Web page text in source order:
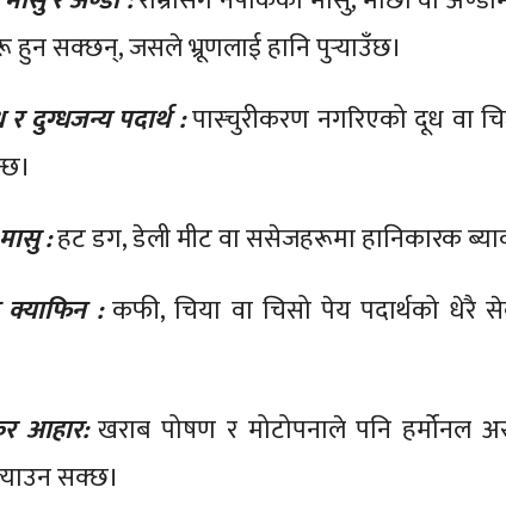
हुन सक्छन्, जसले भ्रूणलाई हानि पुर्‍याउँछ।
दुग्धजन्य पदार्थ :पास्चुरीकरण नगरिएको दूध वा
:हट डग, डेली मीट वा ससेजहरूमा हानिकारक
:कफी, चिया वा चिसो पेय पदार्थको धेरै
आहार:खराब पोषण र मोटोपनाले पनि हर्मोनल
सक्छ।